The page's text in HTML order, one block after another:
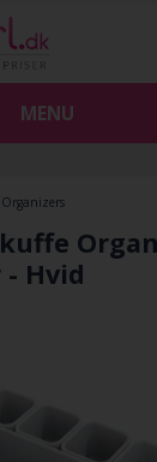
MENU
- Hvid